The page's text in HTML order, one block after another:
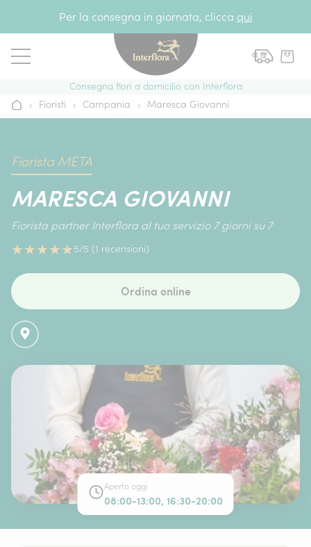
Per la consegna in giornata, clicca qui
Consegna fiori a domicilio con Interflora
Home› Fioristi › Campania › Maresca Giovanni
Fiorista META
MARESCA GIOVANNI
Fiorista partner Interflora al tuo servizio 7 giorni su 7
★★★★★5/5 (1 recensioni)
Ordina online
Aperto oggi
08:00-13:00, 16:30-20:00